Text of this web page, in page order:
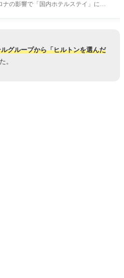
ナの影響で「国内ホテルステイ」にハ
グループから「ヒルトンを選んだ
。